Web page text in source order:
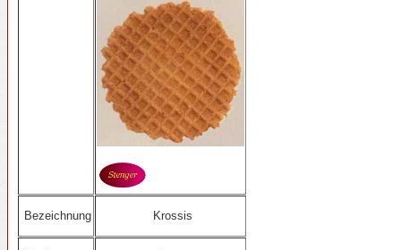
Bezeichnung Krossis